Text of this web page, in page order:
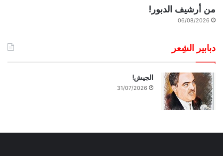
من أرشيف الدبور!
06/08/2026
دبابير الشِعر
الجيش!
31/07/2026